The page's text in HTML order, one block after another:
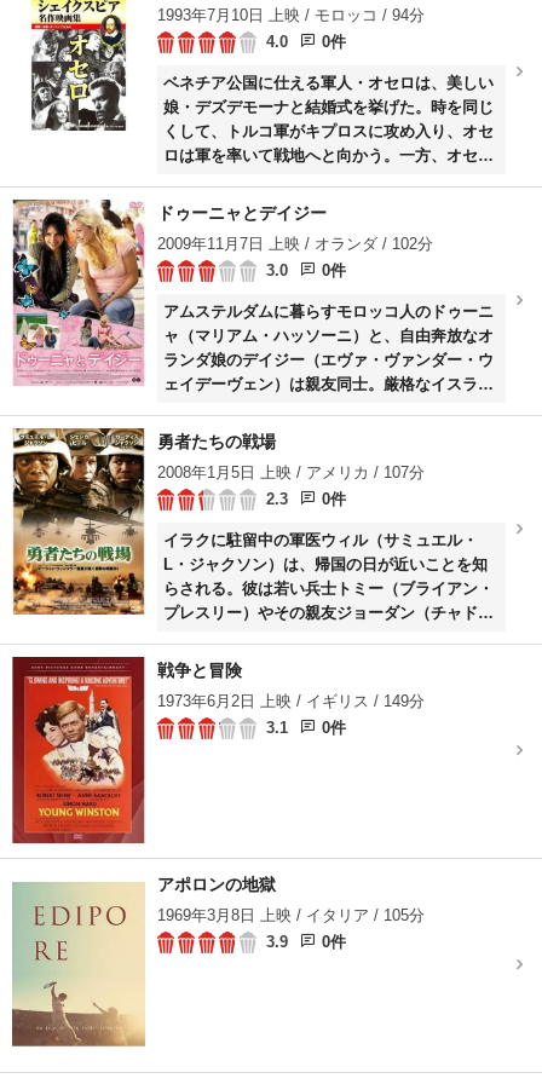
1993年7月10日 上映 / モロッコ / 94分
4.0
0件
ベネチア公国に仕える軍人・オセロは、美しい
娘・デズデモーナと結婚式を挙げた。時を同じ
くして、トルコ軍がキプロスに攻め入り、オセ
ロは軍を率いて戦地へと向かう。一方、オセロ
計画をたくらんでいた。
ドゥーニャとデイジー
2009年11月7日 上映 / オランダ / 102分
3.0
0件
アムステルダムに暮らすモロッコ人のドゥーニ
ャ（マリアム・ハッソーニ）と、自由奔放なオ
ランダ娘のデイジー（エヴァ・ヴァンダー・ウ
ェイデーヴェン）は親友同士。厳格なイスラム
見合いのためモロッコへ帰郷する。そんなと
ジーがやって来て、ドゥーニャは親友の父親探
しの旅に付き合うことに……。
勇者たちの戦場
2008年1月5日 上映 / アメリカ / 107分
2.3
0件
イラクに駐留中の軍医ウィル（サミュエル・
L・ジャクソン）は、帰国の日が近いことを知
らされる。彼は若い兵士トミー（ブライアン・
プレスリー）やその親友ジョーダン（チャド・
援として物資を運ぶ任務に就く。彼らの車が市
い戦闘に発展する。
戦争と冒険
1973年6月2日 上映 / イギリス / 149分
3.1
0件
アポロンの地獄
1969年3月8日 上映 / イタリア / 105分
3.9
0件